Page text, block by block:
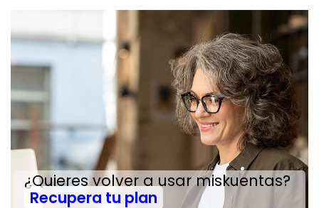
¿Quieres volver a usar miskuentas?
Recupera tu plan